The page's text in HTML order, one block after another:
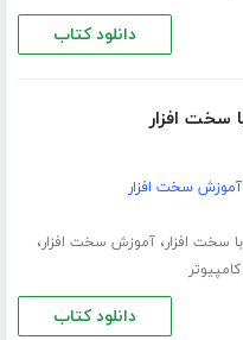
دانلود کتاب
سخت افزار
سخت افزار
سخت افزار،آموزش سخت افزار،
دانلود کتاب